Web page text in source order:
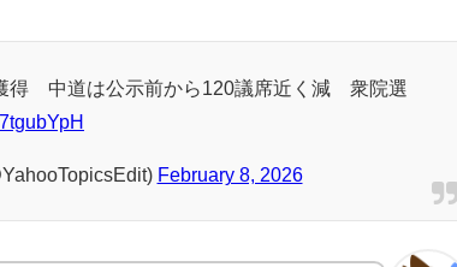
得 中道は公示前から120議席近く減 衆院選
February 8, 2026